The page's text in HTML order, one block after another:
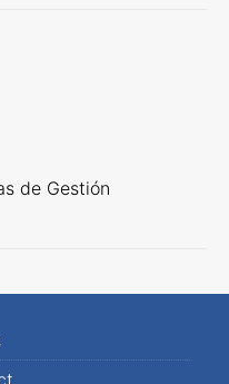
de Gestión